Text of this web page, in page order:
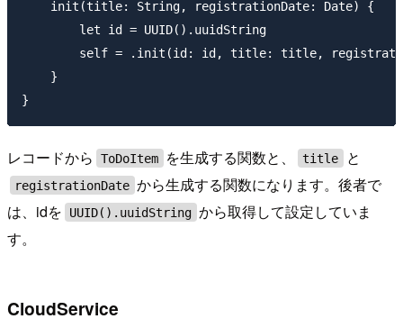
    init(title: String, registrationDate: Date) {
        let id = UUID().uuidString
self = .init(id: id, title: title,
    }
レコードから ToDoItem を生成する関数と、 title と
registrationDate から生成する関数になります。後者で
は、idを
UUID().uuidString から取得して設定していま
す。
CloudService